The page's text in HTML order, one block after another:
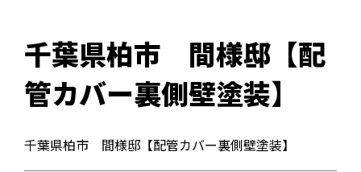
千葉県柏市 間様邸【配
管カバー裏側壁塗装】
千葉県柏市 間様邸【配管カバー裏側壁塗装】